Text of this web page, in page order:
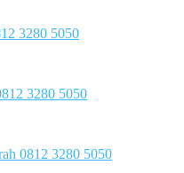
3280 5050
3280 5050
0812 3280 5050